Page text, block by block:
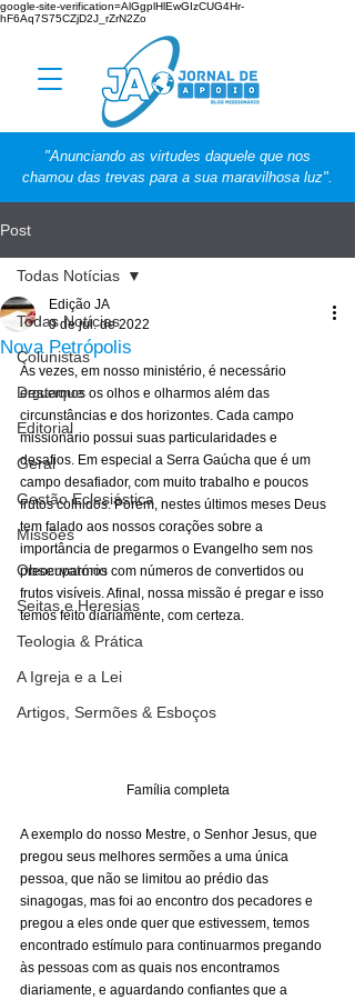
google-site-verification=AlGgplHlEwGIzCUG4Hr-
hF6Aq7S75CZjD2J_rZrN2Zo
"Anunciando as virtudes daquele que nos
chamou das trevas para a sua maravilhosa luz".
Post
Todas Notícias
Colunistas
Destaque
Editorial
Geral
Gestão Eclesiástica
Missões
Observatório
Seitas e Heresias
Teologia & Prática
A Igreja e a Lei
Artigos, Sermões & Esboços
Todas Notícias
Nova Petrópolis
Edição JA
9 de jul. de 2022
Às vezes, em nosso ministério, é necessário
erguermos os olhos e olharmos além das
circunstâncias e dos horizontes. Cada campo
missionário possui suas particularidades e
desafios. Em especial a Serra Gaúcha que é um
campo desafiador, com muito trabalho e poucos
frutos colhidos. Porém, nestes últimos meses Deus
tem falado aos nossos corações sobre a
importância de pregarmos o Evangelho sem nos
preocuparmos com números de convertidos ou
frutos visíveis. Afinal, nossa missão é pregar e isso
temos feito diariamente, com certeza.
Família completa
A exemplo do nosso Mestre, o Senhor Jesus, que
pregou seus melhores sermões a uma única
pessoa, que não se limitou ao prédio das
sinagogas, mas foi ao encontro dos pecadores e
pregou a eles onde quer que estivessem, temos
encontrado estímulo para continuarmos pregando
às pessoas com as quais nos encontramos
diariamente, e aguardando confiantes que a